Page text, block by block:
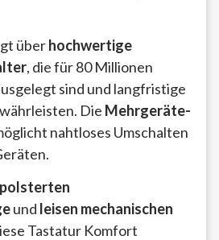
überhochwertige
, die für 80 Millionen
sind und langfristige
Die Mehrgeräte-
nahtloses Umschalten
und leisen mechanischen
Tastatur Komfort